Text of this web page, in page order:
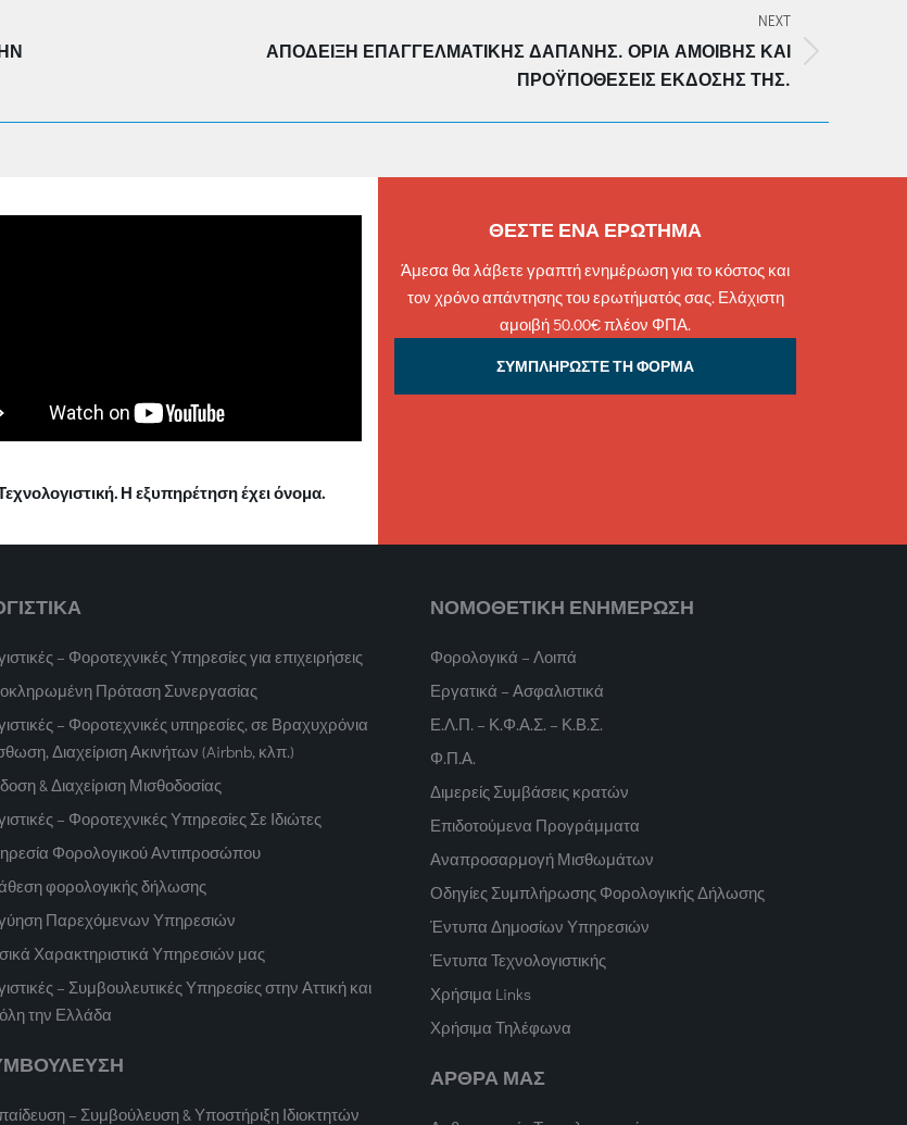
NEXT
ΑΠΌΔΕΙΞΗ ΕΠΑΓΓΕΛΜΑΤΙΚΉΣ ΔΑΠΆΝΗΣ. ΌΡΙΑ ΑΜΟΙΒΉΣ ΚΑΙ
ΠΡΟΫΠΟΘΈΣΕΙΣ ΈΚΔΟΣΉΣ ΤΗΣ.
Η εξυπηρέτηση έχει όνομα.
ΘΕΣΤΕ ΕΝΑ ΕΡΩΤΗΜΑ
Άμεσα θα λάβετε γραπτή ενημέρωση για το κόστος και
τον χρόνο απάντησης του ερωτήματός σας. Ελάχιστη
αμοιβή 50.00€ πλέον ΦΠΑ.
ΣΥΜΠΛΗΡΩΣΤΕ ΤΗ ΦΟΡΜΑ
– Φοροτεχνικές Υπηρεσίες για επιχειρήσεις
Πρόταση Συνεργασίας
– Φοροτεχνικές υπηρεσίες, σε Βραχυχρόνια
Διαχείριση Ακινήτων (Airbnb, κλπ.)
& Διαχείριση Μισθοδοσίας
– Φοροτεχνικές Υπηρεσίες Σε Ιδιώτες
Φορολογικού Αντιπροσώπου
φορολογικής δήλωσης
Παρεχόμενων Υπηρεσιών
Χαρακτηριστικά Υπηρεσιών μας
– Συμβουλευτικές Υπηρεσίες στην Αττική και
την Ελλάδα
– Συμβούλευση & Υποστήριξη Ιδιοκτητών
ΝΟΜΟΘΕΤΙΚΗ ΕΝΗΜΕΡΩΣΗ
Φορολογικά – Λοιπά
Εργατικά – Ασφαλιστικά
Ε.Λ.Π. – Κ.Φ.Α.Σ. – Κ.Β.Σ.
Φ.Π.Α.
Διμερείς Συμβάσεις κρατών
Επιδοτούμενα Προγράμματα
Αναπροσαρμογή Μισθωμάτων
Οδηγίες Συμπλήρωσης Φορολογικής Δήλωσης
Έντυπα Δημοσίων Υπηρεσιών
Έντυπα Τεχνολογιστικής
Χρήσιμα Links
Χρήσιμα Τηλέφωνα
ΑΡΘΡΑ ΜΑΣ